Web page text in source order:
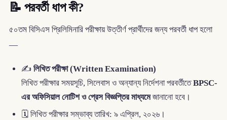
📝 পরবর্তী ধাপ কী?
৫০তম বিসিএস প্রিলিমিনারি পরীক্ষায় উত্তীর্ণ প্রার্থীদের জন্য পরবর্তী ধাপ হলো
—
✍️ লিখিত পরীক্ষা (Written Examination)
লিখিত পরীক্ষার সময়সূচি, সিলেবাস ও অন্যান্য নির্দেশনা পরবর্তীতেBPSC-
এর অফিসিয়াল নোটিশ ও প্রেস বিজ্ঞপ্তির মাধ্যমেজানানো হবে।
🗓️ লিখিত পরীক্ষার সম্ভাব্য তারিখ: ৯ এপ্রিল, ২০২৬।